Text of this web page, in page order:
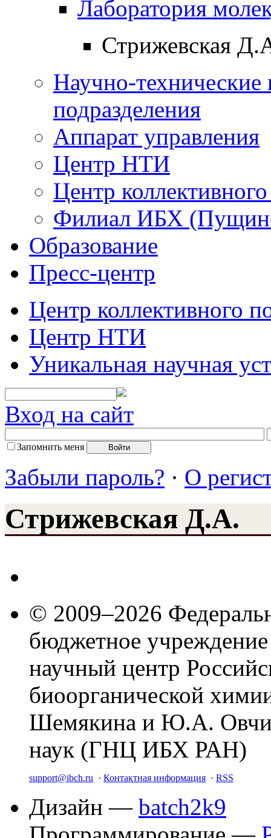
Лаборатория
Стрижевская
Научно-технические
подразделения
Аппарат управления
Центр НТИ
Центр
Филиал ИБХ
Образование
Пресс-центр
Центр коллективного
Центр НТИ
Уникальная научная
Вход на сайт
Запомнить меня
Забыли пароль? · О
Стрижевская Д.А.
© 2009–2026
бюджетное
научный центр
биоорганической
Шемякина и Ю.А.
наук (ГНЦ ИБХ РАН)
support@ibch.ru · Контактная информация · RSS
Дизайн — batch2k9